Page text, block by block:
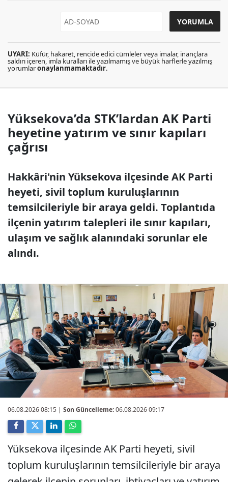
UYARI: Küfür, hakaret, rencide edici cümleler veya imalar, inançlara
saldırı içeren, imla kuralları ile yazılmamış ve büyük harflerle yazılmış
yorumlaronaylanmamaktadır.
Yüksekova’da STK’lardan AK Parti
heyetine yatırım ve sınır kapıları
çağrısı
Hakkâri'nin Yüksekova ilçesinde AK Parti
heyeti, sivil toplum kuruluşlarının
temsilcileriyle bir araya geldi. Toplantıda
ilçenin yatırım talepleri ile sınır kapıları,
ulaşım ve sağlık alanındaki sorunlar ele
alındı.
06.08.2026 08:15 | Son Güncelleme:06.08.2026 09:17
Yüksekova ilçesinde AK Parti heyeti, sivil
toplum kuruluşlarının temsilcileriyle bir araya